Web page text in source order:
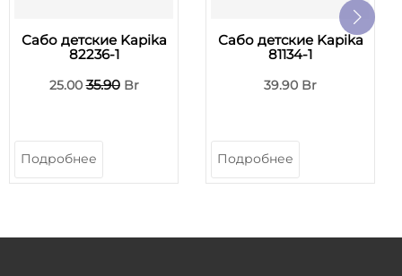
Сабо детские Kapika
82236-1
25.0035.90Br
Подробнее
Сабо детские Kapika
81134-1
39.90 Br
Подробнее